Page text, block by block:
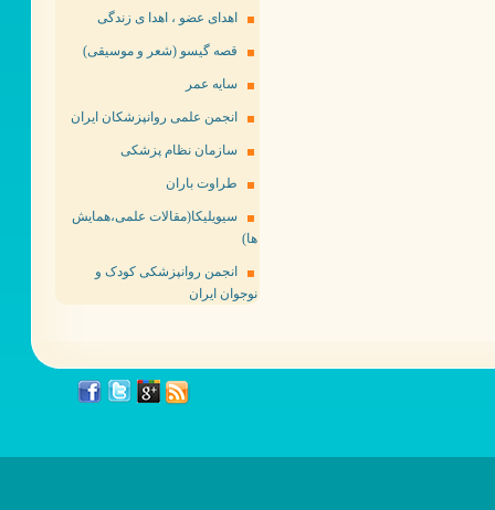
اهدای عضو ، اهدا ی زندگی
قصه گیسو (شعر و موسیقی)
سایه عمر
انجمن علمی روانپزشکان ایران
سازمان نظام پزشکی
طراوت باران
سیویلیکا(مقالات علمی،همایش
ها)
انجمن روانپزشکی کودک و
نوجوان ایران